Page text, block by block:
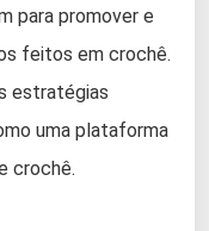
para promover e
feitos em crochê.
estratégias
uma plataforma
crochê.